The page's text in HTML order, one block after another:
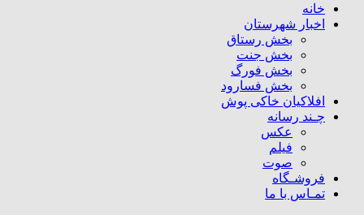
خانه
اخبار شهرستان
بخش رستاق
بخش جنت
بخش فورگ
بخش فسارود
افلاکیان خاکی پوش
چـند رسانه
عکس
فیلم
صوت
فروشـگاه
تمـاس با ما